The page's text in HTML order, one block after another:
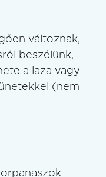
változnak,
beszélünk,
a laza vagy
(nem